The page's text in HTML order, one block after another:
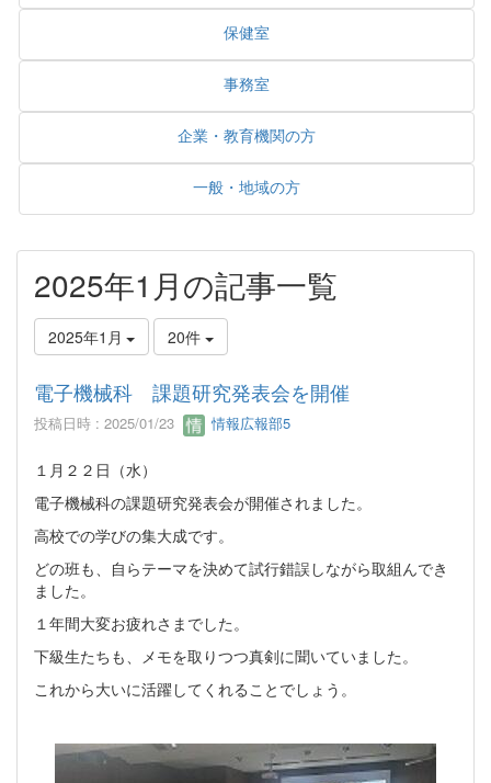
保健室
事務室
企業・教育機関の方
一般・地域の方
2025年1月の記事一覧
2025年1月 20件
電子機械科 課題研究発表会を開催
投稿日時 : 2025/01/23 情報広報部5
１月２２日（水）
電子機械科の課題研究発表会が開催されました。
高校での学びの集大成です。
どの班も、自らテーマを決めて試行錯誤しながら取組んでき
ました。
１年間大変お疲れさまでした。
下級生たちも、メモを取りつつ真剣に聞いていました。
これから大いに活躍してくれることでしょう。